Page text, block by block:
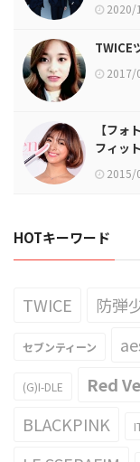
2020/
TWICE
2017/
【フ
フィッ
2015/
HOTキーワード
TWICE 防弾
セブンティーン
(G)I-DLE Red
BLACKPINK